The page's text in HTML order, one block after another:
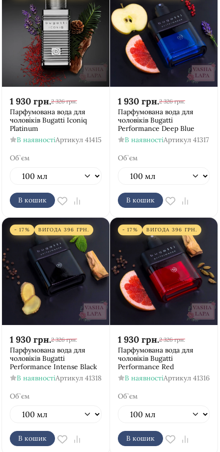
1 930 грн.2 326 грн.
Парфумована вода для
чоловіків Bugatti Iconiq
Platinum
В наявностіАртикул 41415
Об`єм
В кошик
1 930 грн.2 326 грн.
Парфумована вода для
чоловіків Bugatti
Performance Deep Blue
В наявностіАртикул 41317
Об`єм
В кошик
- 17% ВИГОДА 396 ГРН.
1 930 грн.2 326 грн.
Парфумована вода для
чоловіків Bugatti
Performance Intense Black
В наявностіАртикул 41318
Об`єм
В кошик
- 17% ВИГОДА 396 ГРН.
1 930 грн.2 326 грн.
Парфумована вода для
чоловіків Bugatti
Performance Red
В наявностіАртикул 41316
Об`єм
В кошик